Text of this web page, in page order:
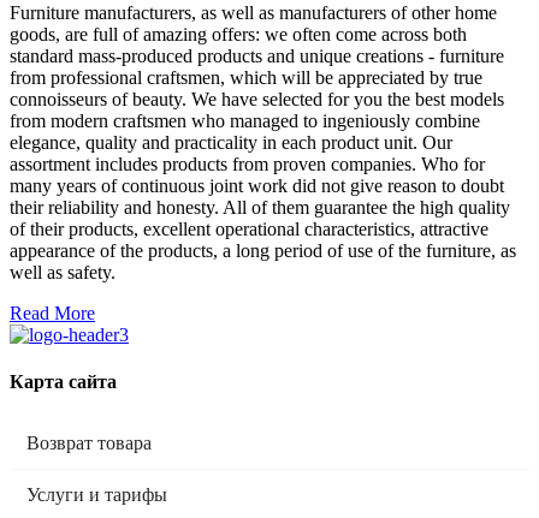
Furniture manufacturers, as well as manufacturers of other home
goods, are full of amazing offers: we often come across both
standard mass-produced products and unique creations - furniture
from professional craftsmen, which will be appreciated by true
connoisseurs of beauty. We have selected for you the best models
from modern craftsmen who managed to ingeniously combine
elegance, quality and practicality in each product unit. Our
assortment includes products from proven companies. Who for
many years of continuous joint work did not give reason to doubt
their reliability and honesty. All of them guarantee the high quality
of their products, excellent operational characteristics, attractive
appearance of the products, a long period of use of the furniture, as
well as safety.
Read More
Карта сайта
Возврат товара
Услуги и тарифы